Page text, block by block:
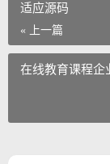
适应源码
« 上一篇
在线教育课程企